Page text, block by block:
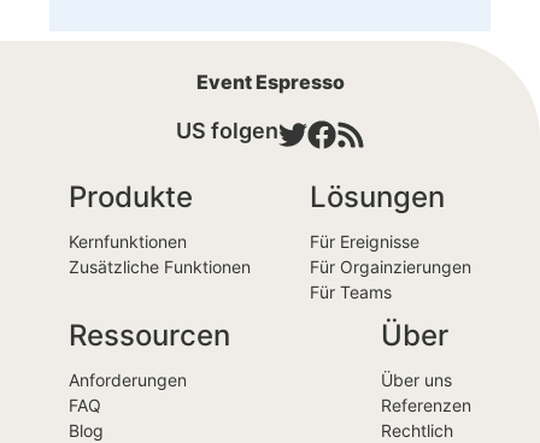
Event Espresso
US folgen
Produkte
Kernfunktionen
Zusätzliche Funktionen
Lösungen
Für Ereignisse
Für Orgainzierungen
Für Teams
Ressourcen
Anforderungen
FAQ
Blog
Über
Über uns
Referenzen
Rechtlich